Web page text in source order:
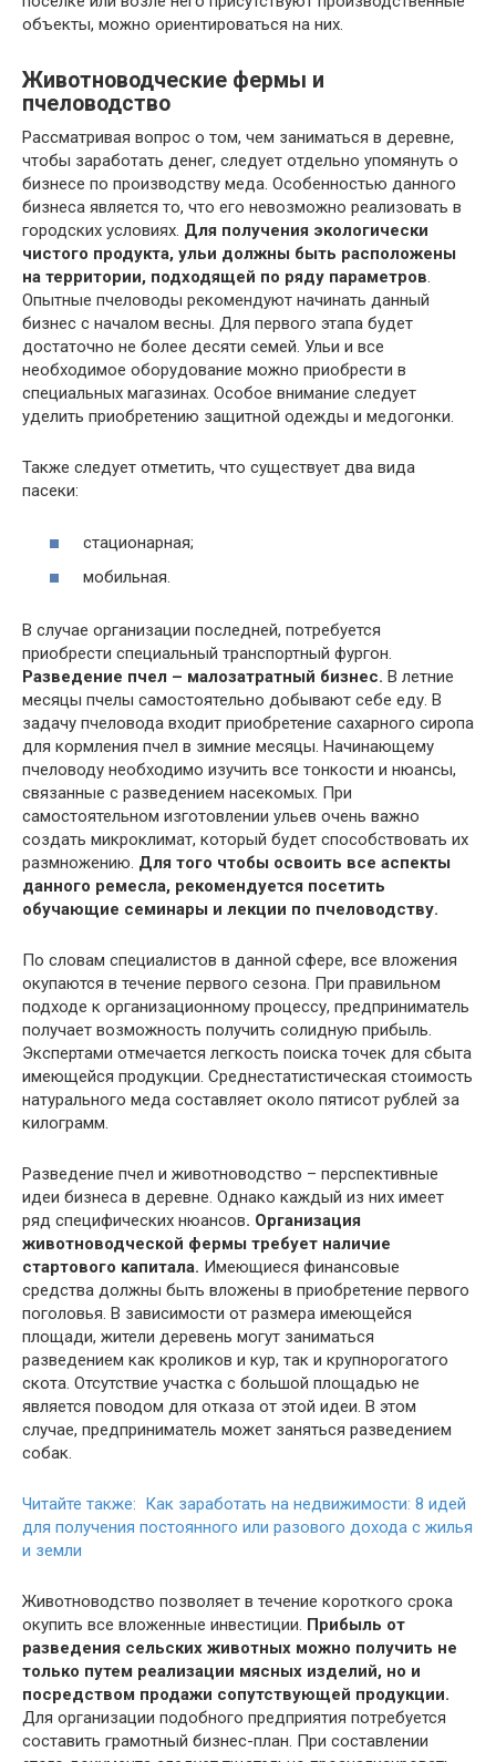
объекты, можно ориентироваться на них.
Животноводческие фермы и
пчеловодство
Рассматривая вопрос о том, чем заниматься в деревне,
чтобы заработать денег, следует отдельно упомянуть о
бизнесе по производству меда. Особенностью данного
бизнеса является то, что его невозможно реализовать в
городских условиях. Для получения экологически
чистого продукта, ульи должны быть расположены
на территории, подходящей по ряду параметров.
Опытные пчеловоды рекомендуют начинать данный
бизнес с началом весны. Для первого этапа будет
достаточно не более десяти семей. Ульи и все
необходимое оборудование можно приобрести в
специальных магазинах. Особое внимание следует
уделить приобретению защитной одежды и медогонки.
Также следует отметить, что существует два вида
пасеки:
стационарная;
мобильная.
В случае организации последней, потребуется
приобрести специальный транспортный фургон.
Разведение пчел – малозатратный бизнес. В летние
месяцы пчелы самостоятельно добывают себе еду. В
задачу пчеловода входит приобретение сахарного сиропа
для кормления пчел в зимние месяцы. Начинающему
пчеловоду необходимо изучить все тонкости и нюансы,
связанные с разведением насекомых. При
самостоятельном изготовлении ульев очень важно
создать микроклимат, который будет способствовать их
размножению. Для того чтобы освоить все аспекты
данного ремесла, рекомендуется посетить
обучающие семинары и лекции по пчеловодству.
По словам специалистов в данной сфере, все вложения
окупаются в течение первого сезона. При правильном
подходе к организационному процессу, предприниматель
получает возможность получить солидную прибыль.
Экспертами отмечается легкость поиска точек для сбыта
имеющейся продукции. Среднестатистическая стоимость
натурального меда составляет около пятисот рублей за
килограмм.
Разведение пчел и животноводство – перспективные
идеи бизнеса в деревне. Однако каждый из них имеет
ряд специфических нюансов. Организация
животноводческой фермы требует наличие
стартового капитала. Имеющиеся финансовые
средства должны быть вложены в приобретение первого
поголовья. В зависимости от размера имеющейся
площади, жители деревень могут заниматься
разведением как кроликов и кур, так и крупнорогатого
скота. Отсутствие участка с большой площадью не
является поводом для отказа от этой идеи. В этом
случае, предприниматель может заняться разведением
собак.
Читайте также: Как заработать на недвижимости: 8 идей
для получения постоянного или разового дохода с жилья
и земли
Животноводство позволяет в течение короткого срока
окупить все вложенные инвестиции. Прибыль от
разведения сельских животных можно получить не
только путем реализации мясных изделий, но и
посредством продажи сопутствующей продукции.
Для организации подобного предприятия потребуется
составить грамотный бизнес-план. При составлении